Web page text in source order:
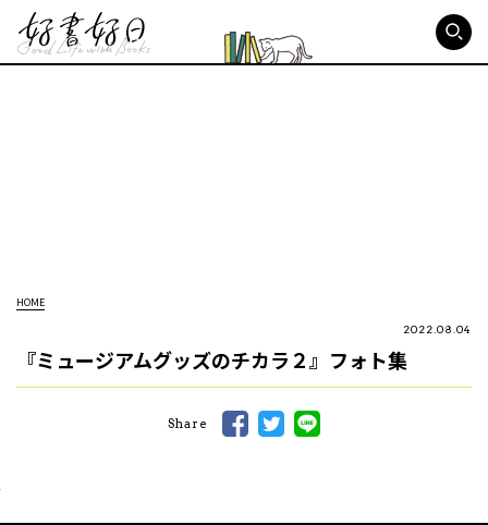
HOME
2022.08.04
『ミュージアムグッズのチカラ２』フォト集
Share